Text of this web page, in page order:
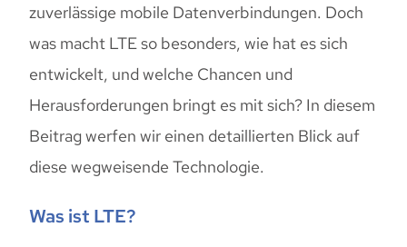
zuverlässige mobile Datenverbindungen. Doch
was macht LTE so besonders, wie hat es sich
entwickelt, und welche Chancen und
Herausforderungen bringt es mit sich? In diesem
Beitrag werfen wir einen detaillierten Blick auf
diese wegweisende Technologie.
Was ist LTE?